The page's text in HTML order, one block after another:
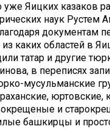
уже Яицких казаков
наук Рустем
документам
каких областей в
татар и другие
в переписях
мусульманские
юртовские,
и
башкирцы и